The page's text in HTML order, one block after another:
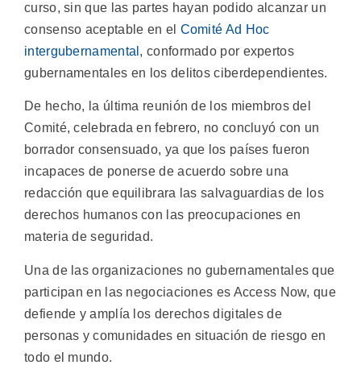
curso, sin que las partes hayan podido alcanzar un
consenso aceptable en el Comité Ad Hoc
intergubernamental , conformado por expertos
gubernamentales en los delitos ciberdependientes.
De hecho, la última reunión de los miembros del
Comité, celebrada en febrero, no concluyó con un
borrador consensuado, ya que los países fueron
incapaces de ponerse de acuerdo sobre una
redacción que equilibrara las salvaguardias de los
derechos humanos con las preocupaciones en
materia de seguridad.
Una de las organizaciones no gubernamentales que
participan en las negociaciones es Access Now, que
defiende y amplía los derechos digitales de
personas y comunidades en situación de riesgo en
todo el mundo.